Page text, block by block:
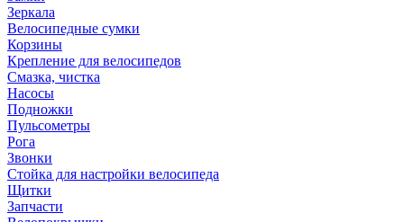
Зеркала
Велосипедные сумки
Корзины
Крепление для велосипедов
Смазка, чистка
Насосы
Подножки
Пульсометры
Рога
Звонки
Стойка для настройки велосипеда
Щитки
Запчасти